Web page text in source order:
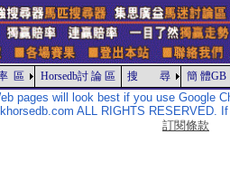
區 Horsedb討 論 區 搜 尋 簡 體GB
pages will look best if you use Google
ALL RIGHTS RESERVED.
訂閱條款